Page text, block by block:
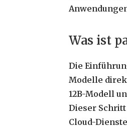
Was ist
Die
Modelle
12B-Modell
Dieser
Cloud-